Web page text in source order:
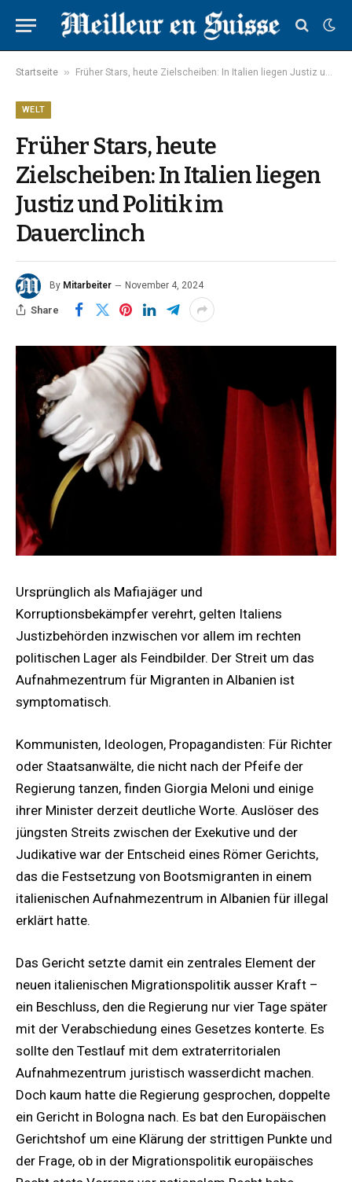
Startseite » Früher Stars, heute Zielscheiben: In Italien liegen Justiz und Politik im Dauerclinch
WELT
Früher Stars, heute
Zielscheiben: In Italien liegen
Justiz und Politik im
Dauerclinch
By Mitarbeiter November 4, 2024
Share
Ursprünglich als Mafiajäger und
Korruptionsbekämpfer verehrt, gelten Italiens
Justizbehörden inzwischen vor allem im rechten
politischen Lager als Feindbilder. Der Streit um das
Aufnahmezentrum für Migranten in Albanien ist
symptomatisch.
Kommunisten, Ideologen, Propagandisten: Für Richter
oder Staatsanwälte, die nicht nach der Pfeife der
Regierung tanzen, finden Giorgia Meloni und einige
ihrer Minister derzeit deutliche Worte. Auslöser des
jüngsten Streits zwischen der Exekutive und der
Judikative war der Entscheid eines Römer Gerichts,
das die Festsetzung von Bootsmigranten in einem
italienischen Aufnahmezentrum in Albanien für illegal
erklärt hatte.
Das Gericht setzte damit ein zentrales Element der
neuen italienischen Migrationspolitik ausser Kraft –
ein Beschluss, den die Regierung nur vier Tage später
mit der Verabschiedung eines Gesetzes konterte. Es
sollte den Testlauf mit dem extraterritorialen
Aufnahmezentrum juristisch wasserdicht machen.
Doch kaum hatte die Regierung gesprochen, doppelte
ein Gericht in Bologna nach. Es bat den Europäischen
Gerichtshof um eine Klärung der strittigen Punkte und
der Frage, ob in der Migrationspolitik europäisches